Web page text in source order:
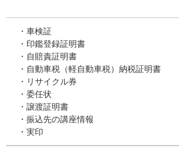
・車検証
・印鑑登録証明書
・自賠責証明書
・自動車税（軽自動車税）納税証明書
・リサイクル券
・委任状
・譲渡証明書
・振込先の講座情報
・実印